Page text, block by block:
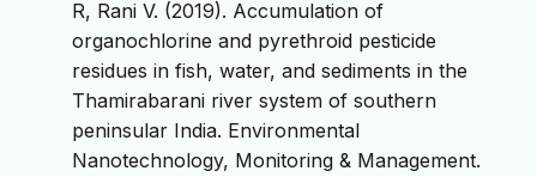
R, Rani V. (2019). Accumulation of
organochlorine and pyrethroid pesticide
residues in fish, water, and sediments in the
Thamirabarani river system of southern
peninsular India. Environmental
Nanotechnology, Monitoring & Management.